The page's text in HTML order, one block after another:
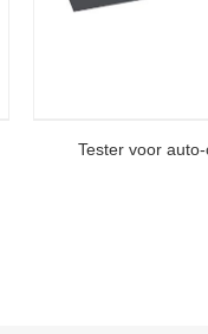
Tester voor